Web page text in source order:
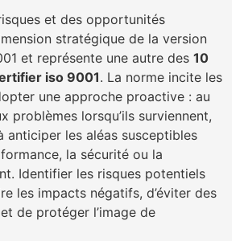
et des opportunités
stratégique de la version
et représente une autre des 10
iso 9001. La norme incite les
une approche proactive : au
problèmes lorsqu’ils surviennent,
anticiper les aléas susceptibles
la sécurité ou la
Identifier les risques potentiels
les impacts négatifs, d’éviter des
de protéger l’image de